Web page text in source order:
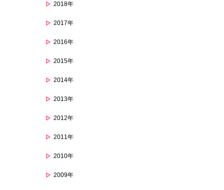
2018年
2017年
2016年
2015年
2014年
2013年
2012年
2011年
2010年
2009年